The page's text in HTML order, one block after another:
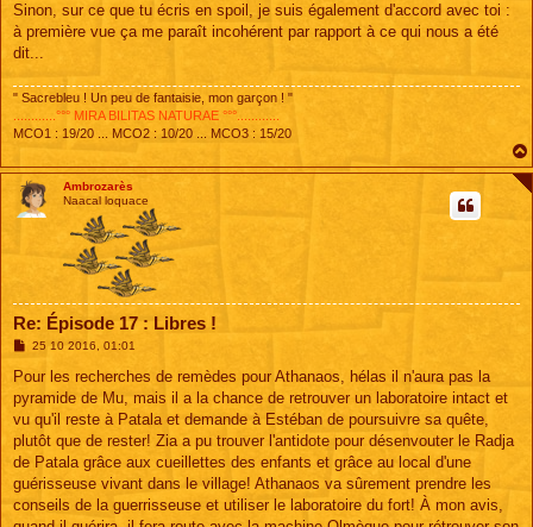
Sinon, sur ce que tu écris en spoil, je suis également d'accord avec toi :
à première vue ça me paraît incohérent par rapport à ce qui nous a été
dit...
" Sacrebleu ! Un peu de fantaisie, mon garçon ! "
............°°° MIRA BILITAS NATURAE °°°............
MCO1 : 19/20 ... MCO2 : 10/20 ... MCO3 : 15/20
Ambrozarès
Naacal loquace
Re: Épisode 17 : Libres !
M
s
a
g
25 10 2016, 01:01
Pour les recherches de remèdes pour Athanaos, hélas il n'aura pas la
pyramide de Mu, mais il a la chance de retrouver un laboratoire intact et
vu qu'il reste à Patala et demande à Estéban de poursuivre sa quête,
plutôt que de rester! Zia a pu trouver l'antidote pour désenvouter le Radja
de Patala grâce aux cueillettes des enfants et grâce au local d'une
guérisseuse vivant dans le village! Athanaos va sûrement prendre les
conseils de la guerrisseuse et utiliser le laboratoire du fort! À mon avis,